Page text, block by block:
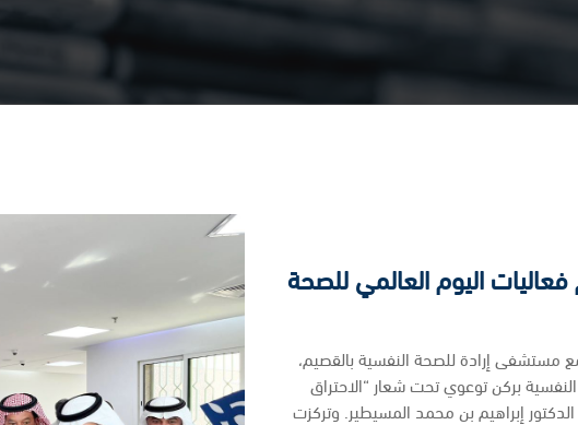
اليوم العالمي للصحة
مستشفى إرادة للصحة النفسية بالقصيم،
بركن توعوي تحت شعار “الاحتراق
إبراهيم بن محمد المسيطير. وتركزت